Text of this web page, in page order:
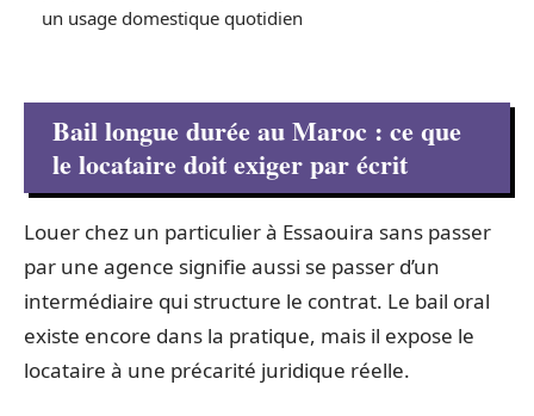
un usage domestique quotidien
Bail longue durée au Maroc : ce que
le locataire doit exiger par écrit
Louer chez un particulier à Essaouira sans passer
par une agence signifie aussi se passer d’un
intermédiaire qui structure le contrat. Le bail oral
existe encore dans la pratique, mais il expose le
locataire à une précarité juridique réelle.